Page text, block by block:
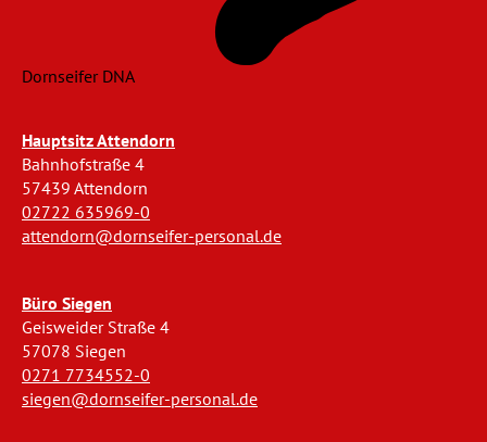
Dornseifer DNA
Hauptsitz Attendorn
Bahnhofstraße 4
57439 Attendorn
02722 635969-0
attendorn@dornseifer-personal.de
Büro Siegen
Geisweider Straße 4
57078 Siegen
0271 7734552-0
siegen@dornseifer-personal.de